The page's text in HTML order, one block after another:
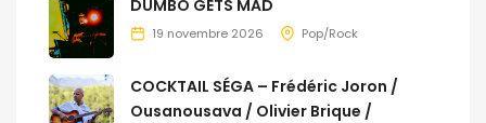
DUMBO GETS MAD
19 novembre 2026 Pop/Rock
COCKTAIL SÉGA – Frédéric Joron /
Ousanousava / Olivier Brique /